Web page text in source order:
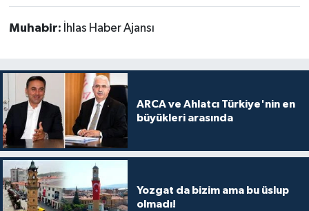
Muhabir: İhlas Haber Ajansı
ARCA ve Ahlatcı Türkiye'nin en
büyükleri arasında
Yozgat da bizim ama bu üslup
olmadı!